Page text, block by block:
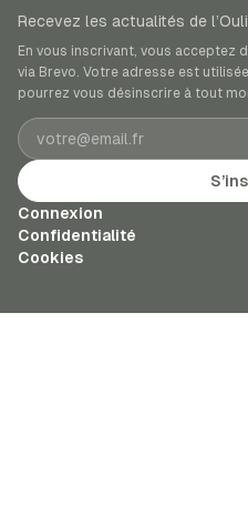
Recevez les actualités de
En vous inscrivant, vous acceptez
via Brevo. Votre adresse est
pourrez vous désinscrire à tout
Adresse e-mail
Connexion
Confidentialité
Cookies